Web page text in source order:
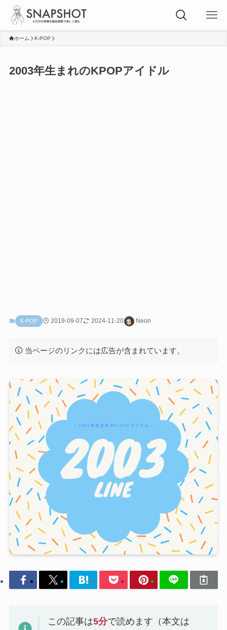
ホーム K-POP
2003年生まれのKPOPアイドル
K-POP 2019-09-07 2024-11-20 Neon
当ページのリンクには広告が含まれています。
この記事は5分で読めます（本文は